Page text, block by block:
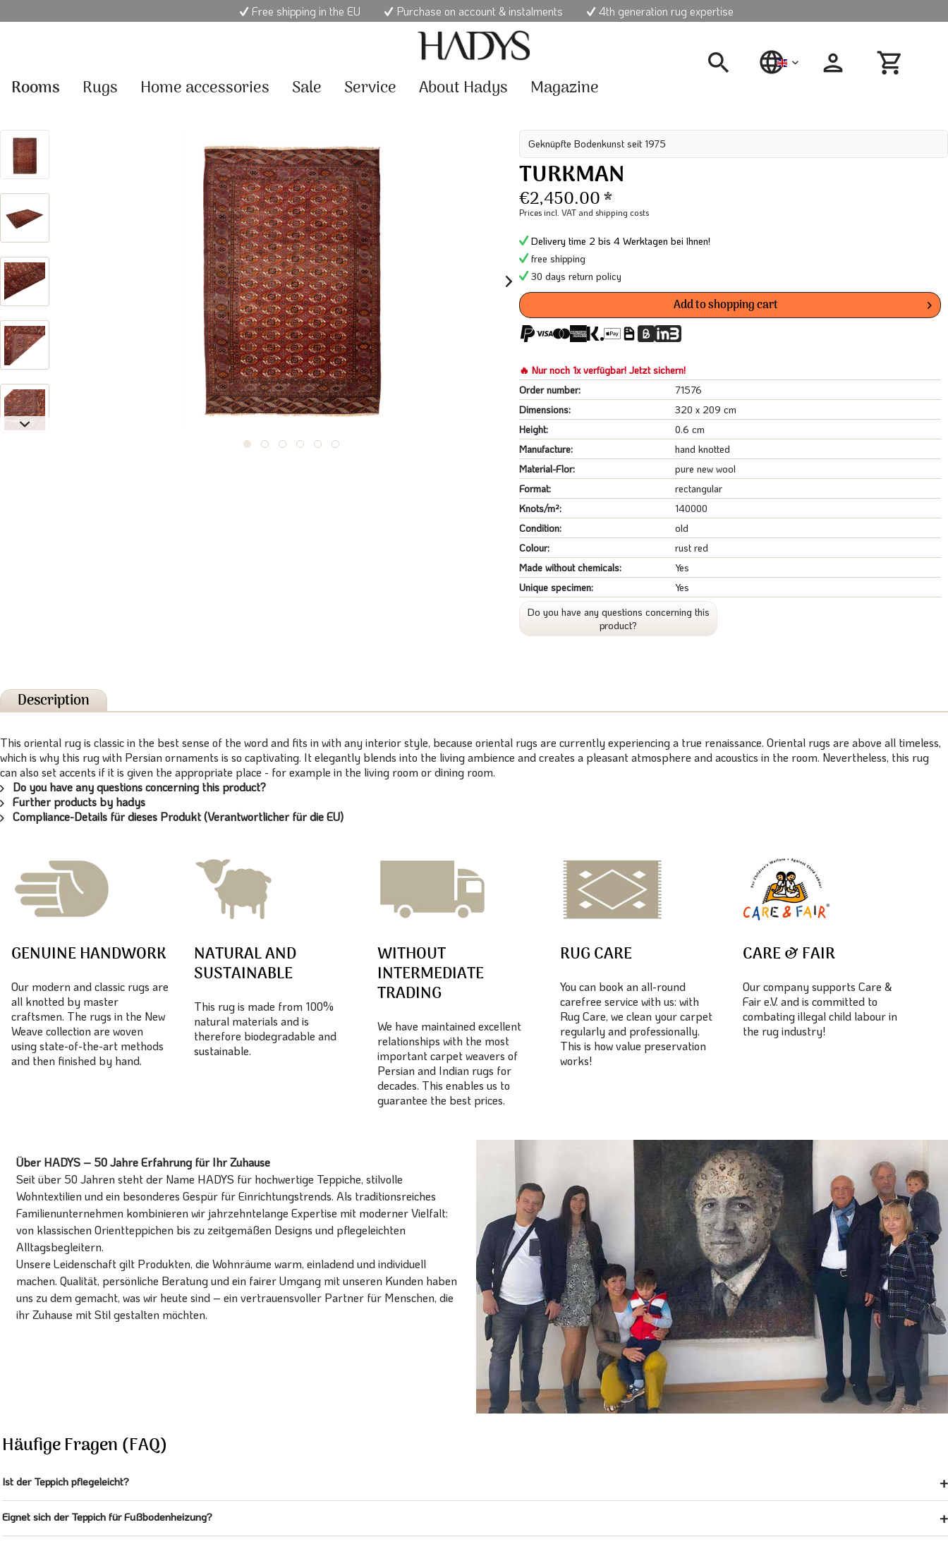
Free shipping in the EU Purchase on account & instalments 4th generation rug expertise
english
Rooms Rugs Home accessories Sale Service About Hadys Magazine
Geknüpfte Bodenkunst seit 1975
TURKMAN
€2,450.00 *
Prices incl. VAT and shipping costs
Delivery time 2 bis 4 Werktagen bei Ihnen!
free shipping
30 days return policy
Add toshopping cart
🔥 Nur noch 1x verfügbar! Jetzt sichern!
Order number:
71576
Dimensions:
320 x 209 cm
Height:
0.6 cm
Manufacture:
hand knotted
Material-Flor:
pure new wool
Format:
rectangular
Knots/m²:
140000
Condition:
old
Colour:
rust red
Made without chemicals:
Yes
Unique specimen:
Yes
Do you have any questions concerning this
product?
Description
This oriental rug is classic in the best sense of the word and fits in with any interior style, because oriental rugs are currently experiencing a true renaissance. Oriental rugs are above all timeless,
which is why this rug with Persian ornaments is so captivating. It elegantly blends into the living ambience and creates a pleasant atmosphere and acoustics in the room. Nevertheless, this rug
can also set accents if it is given the appropriate place - for example in the living room or dining room.
Do you have any questions concerning this product?
Further products by hadys
Compliance-Details für dieses Produkt (Verantwortlicher für die EU)
GENUINE HANDWORK
Our modern and classic rugs are
all knotted by master
craftsmen. The rugs in the New
Weave collection are woven
using state-of-the-art methods
and then finished by hand.
NATURAL AND
SUSTAINABLE
This rug is made from 100%
natural materials and is
therefore biodegradable and
sustainable.
WITHOUT
INTERMEDIATE
TRADING
We have maintained excellent
relationships with the most
important carpet weavers of
Persian and Indian rugs for
decades. This enables us to
guarantee the best prices.
RUG CARE
You can book an all-round
carefree service with us: with
Rug Care, we clean your carpet
regularly and professionally.
This is how value preservation
works!
CARE & FAIR
Our company supports Care &
Fair e.V. and is committed to
combating illegal child labour in
the rug industry!
Über HADYS – 50 Jahre Erfahrung für Ihr Zuhause
Seit über 50 Jahren steht der Name HADYS für hochwertige Teppiche, stilvolle
Wohntextilien und ein besonderes Gespür für Einrichtungstrends. Als traditionsreiches
Familienunternehmen kombinieren wir jahrzehntelange Expertise mit moderner Vielfalt:
von klassischen Orientteppichen bis zu zeitgemäßen Designs und pflegeleichten
Alltagsbegleitern.
Unsere Leidenschaft gilt Produkten, die Wohnräume warm, einladend und individuell
machen. Qualität, persönliche Beratung und ein fairer Umgang mit unseren Kunden haben
uns zu dem gemacht, was wir heute sind – ein vertrauensvoller Partner für Menschen, die
ihr Zuhause mit Stil gestalten möchten.
Häufige Fragen (FAQ)
Ist der Teppich pflegeleicht?
Eignet sich der Teppich für Fußbodenheizung?